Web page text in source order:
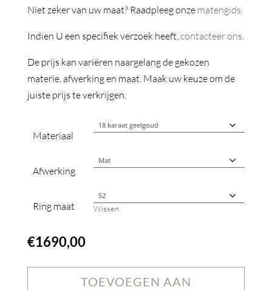
Niet zeker van uw maat? Raadpleeg onze matengids.
Indien U een specifiek verzoek heeft,contacteer ons.
De prijs kan variëren naargelang de gekozen
materie, afwerking en maat. Maak uw keuze om de
juiste prijs te verkrijgen.
Materiaal
Afwerking
Ring maat Wissen
€1690,00
TOEVOEGEN AAN